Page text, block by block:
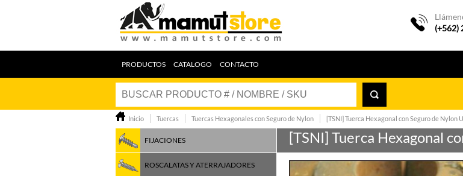
(+562)
PRODUCTOS CATALOGO CONTACTO
Inicio Tuercas Tuercas Hexagonales con Seguro de Nylon [TSNI] Tuerca Hexagonal con Seguro de Nylon
FIJACIONES
ROSCALATAS Y ATERRAJADORES
[TSNI] Tuerca Hexagonal